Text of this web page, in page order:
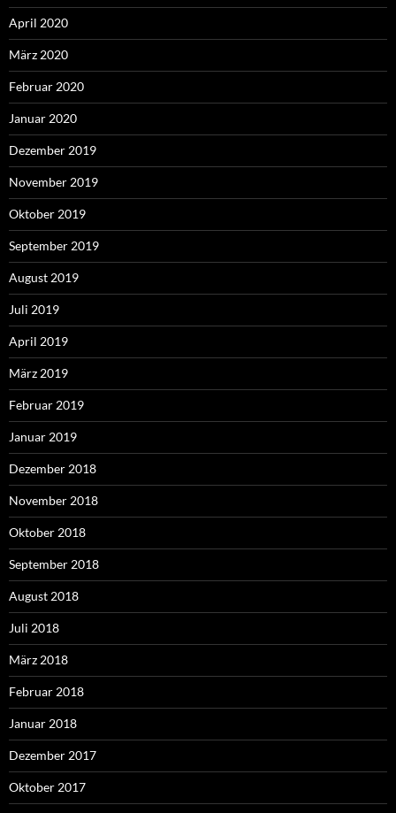
April 2020
März 2020
Februar 2020
Januar 2020
Dezember 2019
November 2019
Oktober 2019
September 2019
August 2019
Juli 2019
April 2019
März 2019
Februar 2019
Januar 2019
Dezember 2018
November 2018
Oktober 2018
September 2018
August 2018
Juli 2018
März 2018
Februar 2018
Januar 2018
Dezember 2017
Oktober 2017